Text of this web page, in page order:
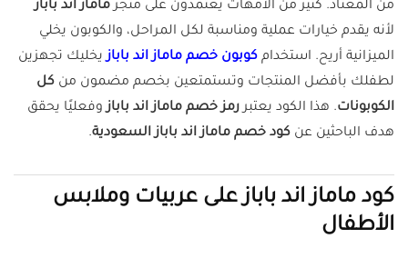
من المعتاد. كثير من الأمهات يعتمدون على متجرماماز اند باباز
لأنه يقدم خيارات عملية ومناسبة لكل المراحل، والكوبون يخلي
الميزانية أريح. استخدام كوبون خصم ماماز اند بابازيخليك تجهزين
لطفلك بأفضل المنتجات وتستمتعين بخصم مضمون من كل
الكوبونات. هذا الكود يعتبررمز خصم ماماز اند بابازوفعليًا يحقق
هدف الباحثين عن كود خصم ماماز اند باباز السعودية.
كود ماماز اند باباز على عربيات وملابس
الأطفال